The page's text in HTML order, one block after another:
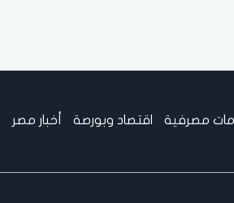
مصرفية اقتصاد وبورصة أخبار مصر